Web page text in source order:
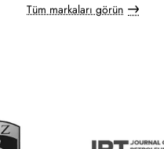
Tüm markaları görün